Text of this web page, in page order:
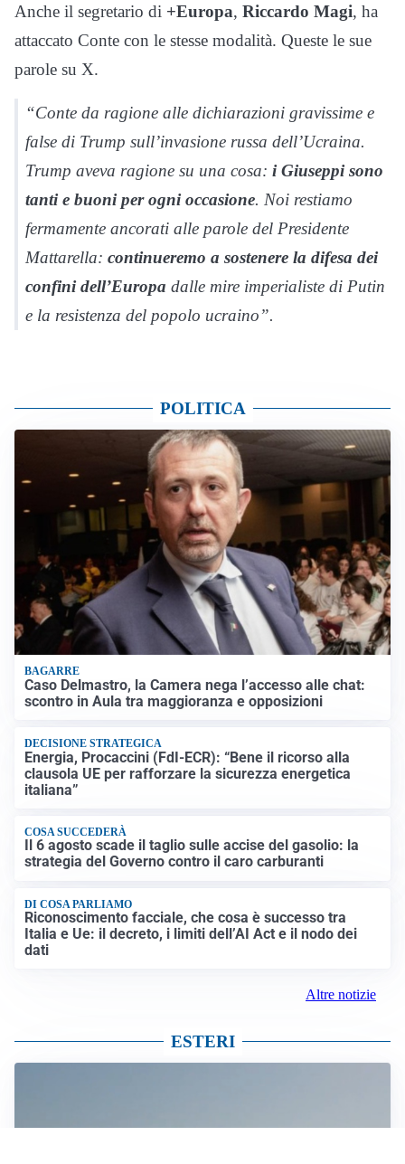
Anche il segretario di +Europa, Riccardo Magi, ha
attaccato Conte con le stesse modalità. Queste le sue
parole su X.
“Conte da ragione alle dichiarazioni gravissime e
false di Trump sull’invasione russa dell’Ucraina.
Trump aveva ragione su una cosa: i Giuseppi sono
tanti e buoni per ogni occasione. Noi restiamo
fermamente ancorati alle parole del Presidente
Mattarella: continueremo a sostenere la difesa dei
confini dell’Europa dalle mire imperialiste di Putin
e la resistenza del popolo ucraino”.
POLITICA
BAGARRE
Caso Delmastro, la Camera nega l’accesso alle chat:
scontro in Aula tra maggioranza e opposizioni
DECISIONE STRATEGICA
Energia, Procaccini (FdI-ECR): “Bene il ricorso alla
clausola UE per rafforzare la sicurezza energetica
italiana”
COSA SUCCEDERÀ
Il 6 agosto scade il taglio sulle accise del gasolio: la
strategia del Governo contro il caro carburanti
DI COSA PARLIAMO
Riconoscimento facciale, che cosa è successo tra
Italia e Ue: il decreto, i limiti dell’AI Act e il nodo dei
dati
Altre notizie
ESTERI